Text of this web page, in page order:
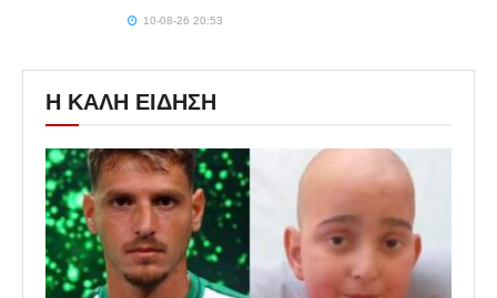
10-08-26 20:53
Η ΚΑΛΗ ΕΙΔΗΣΗ